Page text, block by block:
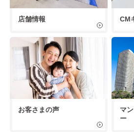
店舗情報 CM
お客さまの声
マ
ー